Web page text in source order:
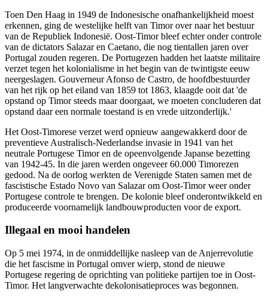
Toen Den Haag in 1949 de Indonesische onafhankelijkheid moest
erkennen, ging de westelijke helft van Timor over naar het bestuur
van de Republiek Indonesië. Oost-Timor bleef echter onder controle
van de dictators Salazar en Caetano, die nog tientallen jaren over
Portugal zouden regeren. De Portugezen hadden het laatste militaire
verzet tegen het kolonialisme in het begin van de twintigste eeuw
neergeslagen. Gouverneur Afonso de Castro, de hoofdbestuurder
van het rijk op het eiland van 1859 tot 1863, klaagde ooit dat 'de
opstand op Timor steeds maar doorgaat, we moeten concluderen dat
opstand daar een normale toestand is en vrede uitzonderlijk.'
Het Oost-Timorese verzet werd opnieuw aangewakkerd door de
preventieve Australisch-Nederlandse invasie in 1941 van het
neutrale Portugese Timor en de opeenvolgende Japanse bezetting
van 1942-45. In die jaren werden ongeveer 60.000 Timorezen
gedood. Na de oorlog werkten de Verenigde Staten samen met de
fascistische Estado Novo van Salazar om Oost-Timor weer onder
Portugese controle te brengen. De kolonie bleef onderontwikkeld en
produceerde voornamelijk landbouwproducten voor de export.
Illegaal en mooi handelen
Op 5 mei 1974, in de onmiddellijke nasleep van de Anjerrevolutie
die het fascisme in Portugal omver wierp, stond de nieuwe
Portugese regering de oprichting van politieke partijen toe in Oost-
Timor. Het langverwachte dekolonisatieproces was begonnen.